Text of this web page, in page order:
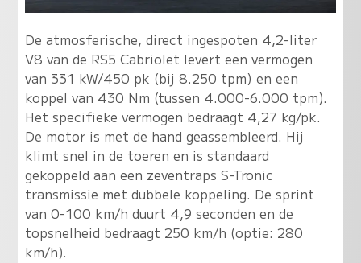
De atmosferische, direct ingespoten 4,2-liter
V8 van de RS5 Cabriolet levert een vermogen
van 331 kW/450 pk (bij 8.250 tpm) en een
koppel van 430 Nm (tussen 4.000-6.000 tpm).
Het specifieke vermogen bedraagt 4,27 kg/pk.
De motor is met de hand geassembleerd. Hij
klimt snel in de toeren en is standaard
gekoppeld aan een zeventraps S-Tronic
transmissie met dubbele koppeling. De sprint
van 0-100 km/h duurt 4,9 seconden en de
topsnelheid bedraagt 250 km/h (optie: 280
km/h).